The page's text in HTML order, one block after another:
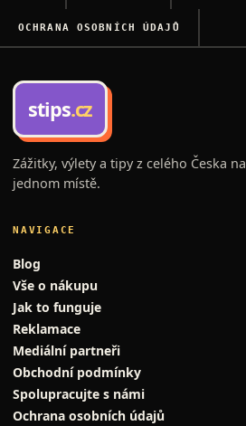
OCHRANA OSOBNÍCH ÚDAJŮ
stips.cz
Zážitky, výlety a tipy z celého Česka na
jednom místě.
NAVIGACE
Blog
Vše o nákupu
Jak to funguje
Reklamace
Mediální partneři
Obchodní podmínky
Spolupracujte s námi
Ochrana osobních údajů